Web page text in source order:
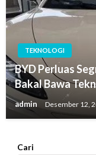
TEKNOLOGI
BYD Perluas
Bakal Bawa
admin Desember 12,
Cari